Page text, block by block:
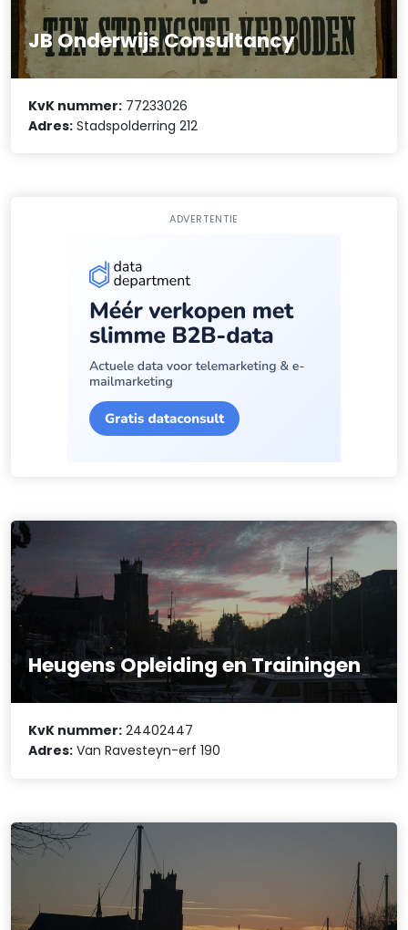
JB Onderwijs Consultancy
KvK nummer: 77233026
Adres: Stadspolderring 212
ADVERTENTIE
Heugens Opleiding en Trainingen
KvK nummer: 24402447
Adres: Van Ravesteyn-erf 190